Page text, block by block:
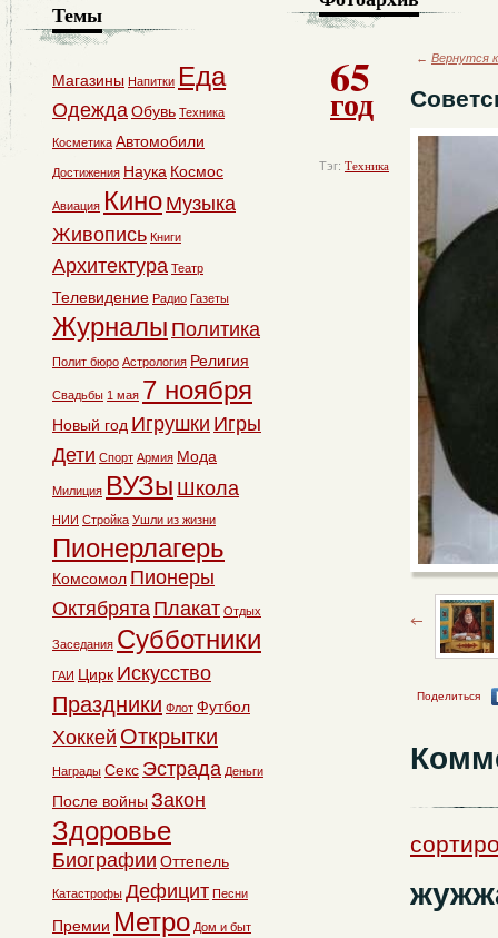
65
год
Тэг: Техника
← Вернутся
Поделиться
Темы
Магазины Напитки Еда
ОдеждаОбувь Техника
Косметика Автомобили
Достижения Наука Космос
Авиация Кино Музыка
Живопись Книги
Архитектура Театр
Телевидение Радио Газеты
Журналы Политика
Полит бюро Астрология Религия
Свадьбы 1 мая 7 ноября
Новый год Игрушки Игры
Дети Спорт Армия Мода
Милиция ВУЗы Школа
НИИ Стройка Ушли из жизни
Пионерлагерь
Комсомол Пионеры
Октябрята Плакат Отдых
Заседания Субботники
ГАИ Цирк Искусство
Праздники Флот Футбол
Хоккей Открытки
Награды Секс Эстрада Деньги
После войны Закон
Здоровье
Биографии Оттепель
Катастрофы Дефицит Песни
Премии Метро Дом и быт